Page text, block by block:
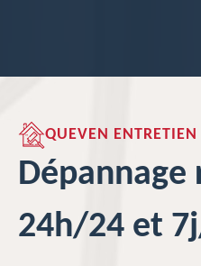
QUEVEN ENTRETIEN
Dépannage
24h/24 et